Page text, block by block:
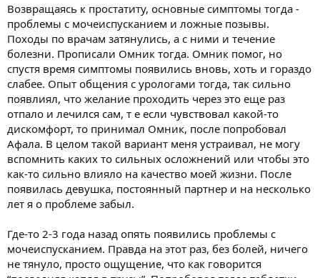
Возвращаясь к простатиту, основные симптомы тогда -
проблемы с мочеиспусканием и ложные позывы.
Походы по врачам затянулись, а с ними и течение
болезни. Прописали Омник тогда. Омник помог, но
спустя время симптомы появились вновь, хоть и гораздо
слабее. Опыт общения с урологами тогда, так сильно
появлиял, что желание проходить через это еще раз
отпало и лечился сам, т е если чувствовал какой-то
дискомфорт, то принимал Омник, после попробовал
Афала. В целом такой вариант меня устраивал, не могу
вспомнить каких то сильных осложнений или чтобы это
как-то сильно влияло на качество моей жизни. После
появилась девушка, постоянный партнер и на несколько
лет я о проблеме забыл.
Где-то 2-3 года назад опять появились проблемы с
мочеиспусканием. Правда на этот раз, без болей, ничего
не тянуло, просто ощущение, что как говорится